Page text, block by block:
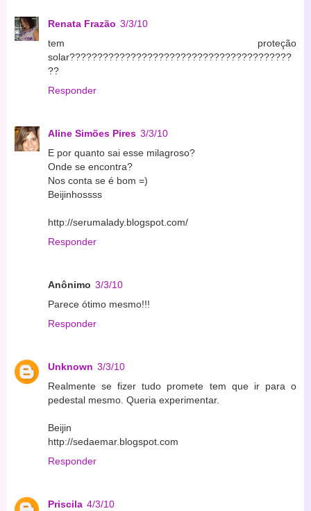
Renata Frazão 3/3/10
tem proteção
solar????????????????????????????????????????
??
Responder
Aline Simões Pires 3/3/10
E por quanto sai esse milagroso?
Onde se encontra?
Nos conta se é bom =)
Beijinhossss
http://serumalady.blogspot.com/
Responder
Anônimo 3/3/10
Parece ótimo mesmo!!!
Responder
Unknown 3/3/10
Realmente se fizer tudo promete tem que ir para o
pedestal mesmo. Queria experimentar.
Beijin
http://sedaemar.blogspot.com
Responder
Priscila 4/3/10